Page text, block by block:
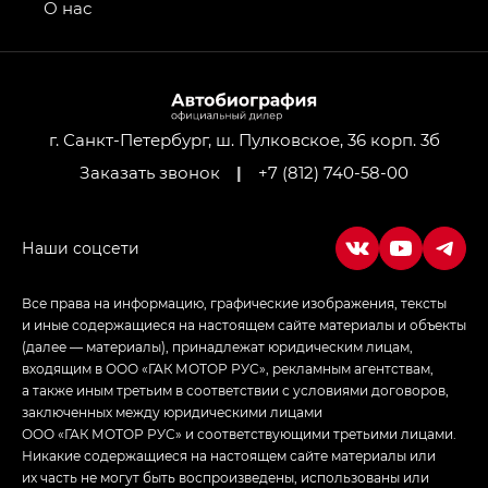
привод — GB AWD, Джи Эль Полный привод —
Джи Ти — GT, Джи Икс — GX,
Джи Икс ПРЕМИУМ — GX PREMIUM, ЛАУНЖ —
LOUNGE
Empow — Эмпау (Empow) в комплектации
г. Санкт-Петербург, ш. Пулковское, 36 корп. 3б
Заказать звонок
| +7 (812) 740-58-00
О нас
Все права на информацию, графические изображения, тексты
и иные содержащиеся на настоящем сайте материалы и объекты
(далее — материалы), принадлежат юридическим лицам,
входящим в ООО «ГАК МОТОР РУС», рекламным агентствам,
а также иным третьим в соответствии с условиями договоров,
заключенных между юридическими лицами
ООО «ГАК МОТОР РУС» и соответствующими третьими лицами.
Никакие содержащиеся на настоящем сайте материалы или
их часть не могут быть воспроизведены, использованы или